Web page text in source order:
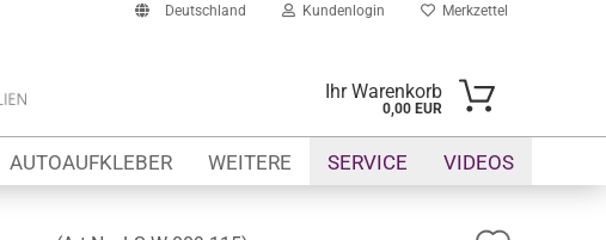
Deutschland Kundenlogin
E-Mail
Passwort
Merkzettel
Ihr Warenkorb
0,00 EUR
AUTOAUFKLEBER SERVICE VIDEOS
WEITERE